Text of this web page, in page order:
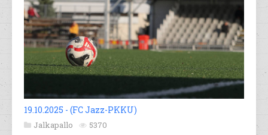
19.10.2025 - (FC Jazz-PKKU)
Jalkapallo 5370